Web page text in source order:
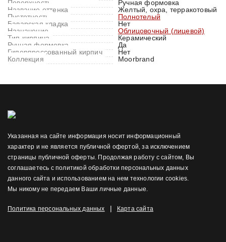
Поверхность
Ручная формовка
Название оттенка
Желтый, охра, терракотовый
Пустотность
Полнотелый
Баварская кладка
Нет
Назначение
Облицовочный (лицевой)
Тип кирпича
Керамический
Ручная формовка
Да
Гиперпрессованный кирпич
Нет
Коллекция
Moorbrand
Указанная на сайте информация носит информационный
характер и не является публичной офертой, за исключением
страницы публичной оферты. Продолжая работу с сайтом, Вы
соглашаетесь с политикой обработки персональных данных
данного сайта и использованием на нем технологии cookies.
Мы никому не передаем Ваши личные данные.
Политика персональных данных | Карта сайта